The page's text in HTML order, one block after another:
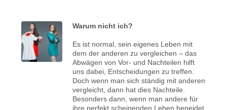
Warum nicht ich?
Es ist normal, sein eigenes Leben mit
dem der anderen zu vergleichen – das
Abwägen von Vor- und Nachteilen hilft
uns dabei, Entscheidungen zu treffen.
Doch wenn man sich ständig mit anderen
vergleicht, dann hat dies Nachteile.
Besonders dann, wenn man andere für
ihre perfekt scheinenden Leben beneidet